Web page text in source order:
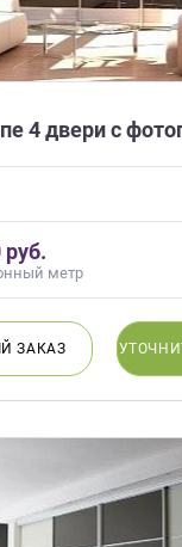
4 двери с
руб.
метр
ЗАКАЗ